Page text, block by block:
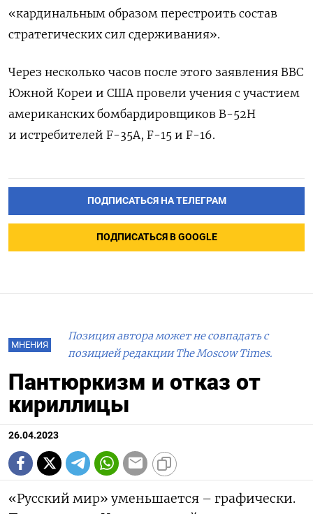
«кардинальным образом перестроить состав
стратегических сил сдерживания».
Через несколько часов после этого заявления ВВС
Южной Кореи и США провели учения с участием
американских бомбардировщиков B-52H
и истребителей F-35A, F-15 и F-16.
ПОДПИСАТЬСЯ НА ТЕЛЕГРАМ
ПОДПИСАТЬСЯ В GOOGLE
МНЕНИЯ
Позиция автора может не совпадать с
позицией редакции The Moscow Times.
Пантюркизм и отказ от
кириллицы
26.04.2023
«Русский мир» уменьшается – графически.